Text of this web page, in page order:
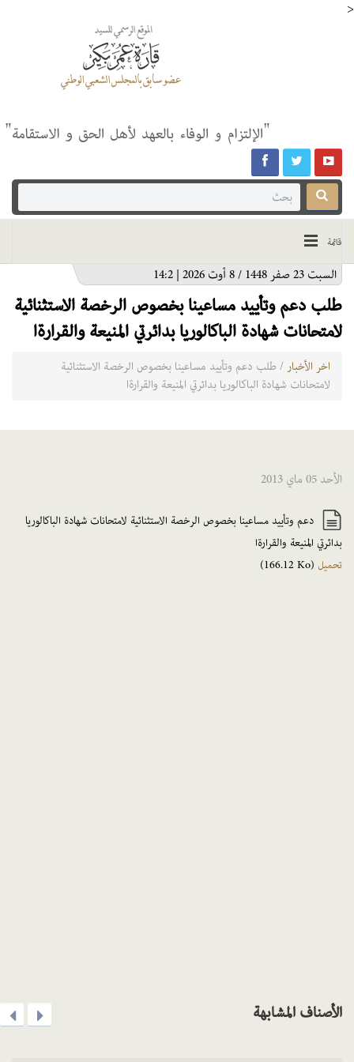
>
قائمة
السبت 23 صفر 1448 / 8 أوت 2026 | 14:2
طلب دعم وتأييد مساعينا بخصوص الرخصة الاستثنائية
لامتحانات شهادة الباكالوريا بدائرتي المنيعة والقرارةا
اخر الأخبار / طلب دعم وتأييد مساعينا بخصوص الرخصة الاستثنائية
لامتحانات شهادة الباكالوريا بدائرتي المنيعة والقرارةا
الأحد 05 ماي 2013
دعم وتأييد مساعينا بخصوص الرخصة الاستثنائية لامتحانات شهادة الباكالوريا
بدائرتي المنيعة والقرارةا
(166.12 Ko) تحميل
الأصناف المشابهة